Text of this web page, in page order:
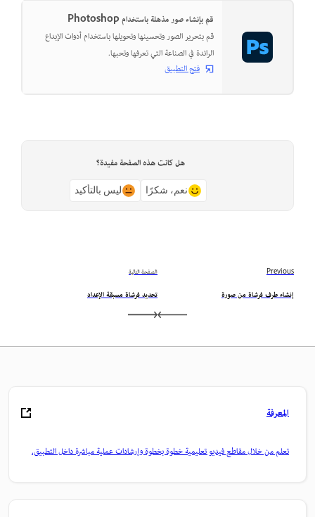
قم بإنشاء صور مذهلة باستخدام Photoshop
قم بتحرير الصور وتحسينها وتحويلها باستخدام أدوات الإبداع
الرائدة في الصناعة التي تعرفها وتحبها.
فتح التطبيق
هل كانت هذه الصفحة مفيدة؟
نعم، شكرًا ليس بالتأكيد
Previous
إنشاء طرف فرشاة من صورة
الصفحة التالية
تحديد فرشاة مسبقة الإعداد
المعرفة
تعلم من خلال مقاطع فيديو تعليمية خطوة بخطوة وإرشادات عملية مباشرة داخل التطبيق.